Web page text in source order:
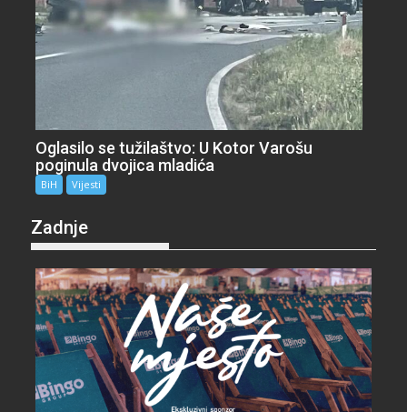
Oglasilo se tužilaštvo: U Kotor Varošu
poginula dvojica mladića
BiH Vijesti
Zadnje